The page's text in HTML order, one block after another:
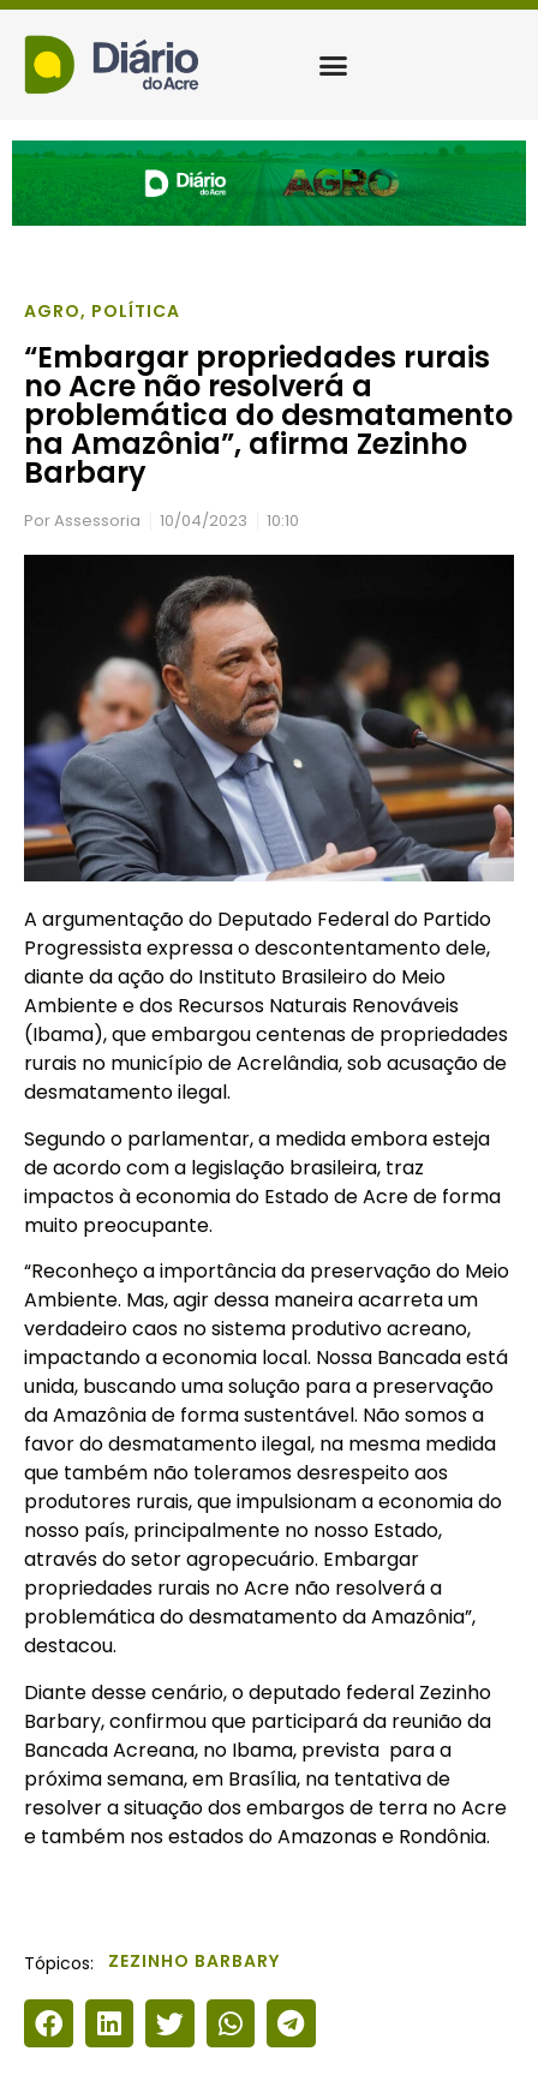
AGRO, POLÍTICA
“Embargar propriedades rurais
no Acre não resolverá a
problemática do desmatamento
na Amazônia”, afirma Zezinho
Barbary
PorAssessoria 10/04/2023 10:10
A argumentação do Deputado Federal do Partido
Progressista expressa o descontentamento dele,
diante da ação do Instituto Brasileiro do Meio
Ambiente e dos Recursos Naturais Renováveis
(Ibama), que embargou centenas de propriedades
rurais no município de Acrelândia, sob acusação de
desmatamento ilegal.
Segundo o parlamentar, a medida embora esteja
de acordo com a legislação brasileira, traz
impactos à economia do Estado de Acre de forma
muito preocupante.
“Reconheço a importância da preservação do Meio
Ambiente. Mas, agir dessa maneira acarreta um
verdadeiro caos no sistema produtivo acreano,
impactando a economia local. Nossa Bancada está
unida, buscando uma solução para a preservação
da Amazônia de forma sustentável. Não somos a
favor do desmatamento ilegal, na mesma medida
que também não toleramos desrespeito aos
produtores rurais, que impulsionam a economia do
nosso país, principalmente no nosso Estado,
através do setor agropecuário. Embargar
propriedades rurais no Acre não resolverá a
problemática do desmatamento da Amazônia”,
destacou.
Diante desse cenário, o deputado federal Zezinho
Barbary, confirmou que participará da reunião da
Bancada Acreana, no Ibama, prevista para a
próxima semana, em Brasília, na tentativa de
resolver a situação dos embargos de terra no Acre
e também nos estados do Amazonas e Rondônia.
Tópicos: ZEZINHO BARBARY